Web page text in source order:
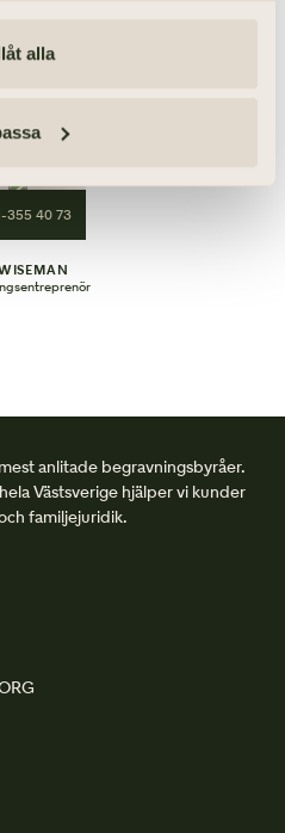
alla
LEVIN
355 40 73
anlitade begravningsbyråer.
Västsverige hjälper vi kunder
familjejuridik.